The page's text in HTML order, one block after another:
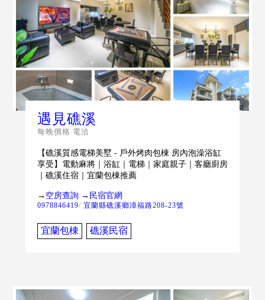
遇見礁溪
每晚價格 電洽
【礁溪質感電梯美墅 - 戶外烤肉包棟 房內泡澡浴缸
享受】電動麻將｜浴缸｜電梯｜家庭親子｜客廳廚房
｜礁溪住宿｜宜蘭包棟推薦
→ 空房查詢→ 民宿官網
0978846419/ 宜蘭縣礁溪鄉漳福路208-23號
宜蘭包棟 礁溪民宿